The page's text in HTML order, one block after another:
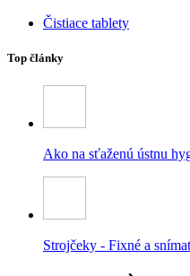
Čistiace tablety
Top články
Ako na sťaženú ústnu
Strojčeky - Fixné a